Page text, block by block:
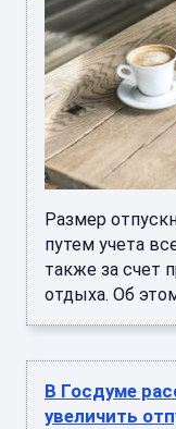
Размер
путем учета
также за счет
отдыха. Об
В Госдуме
увеличить